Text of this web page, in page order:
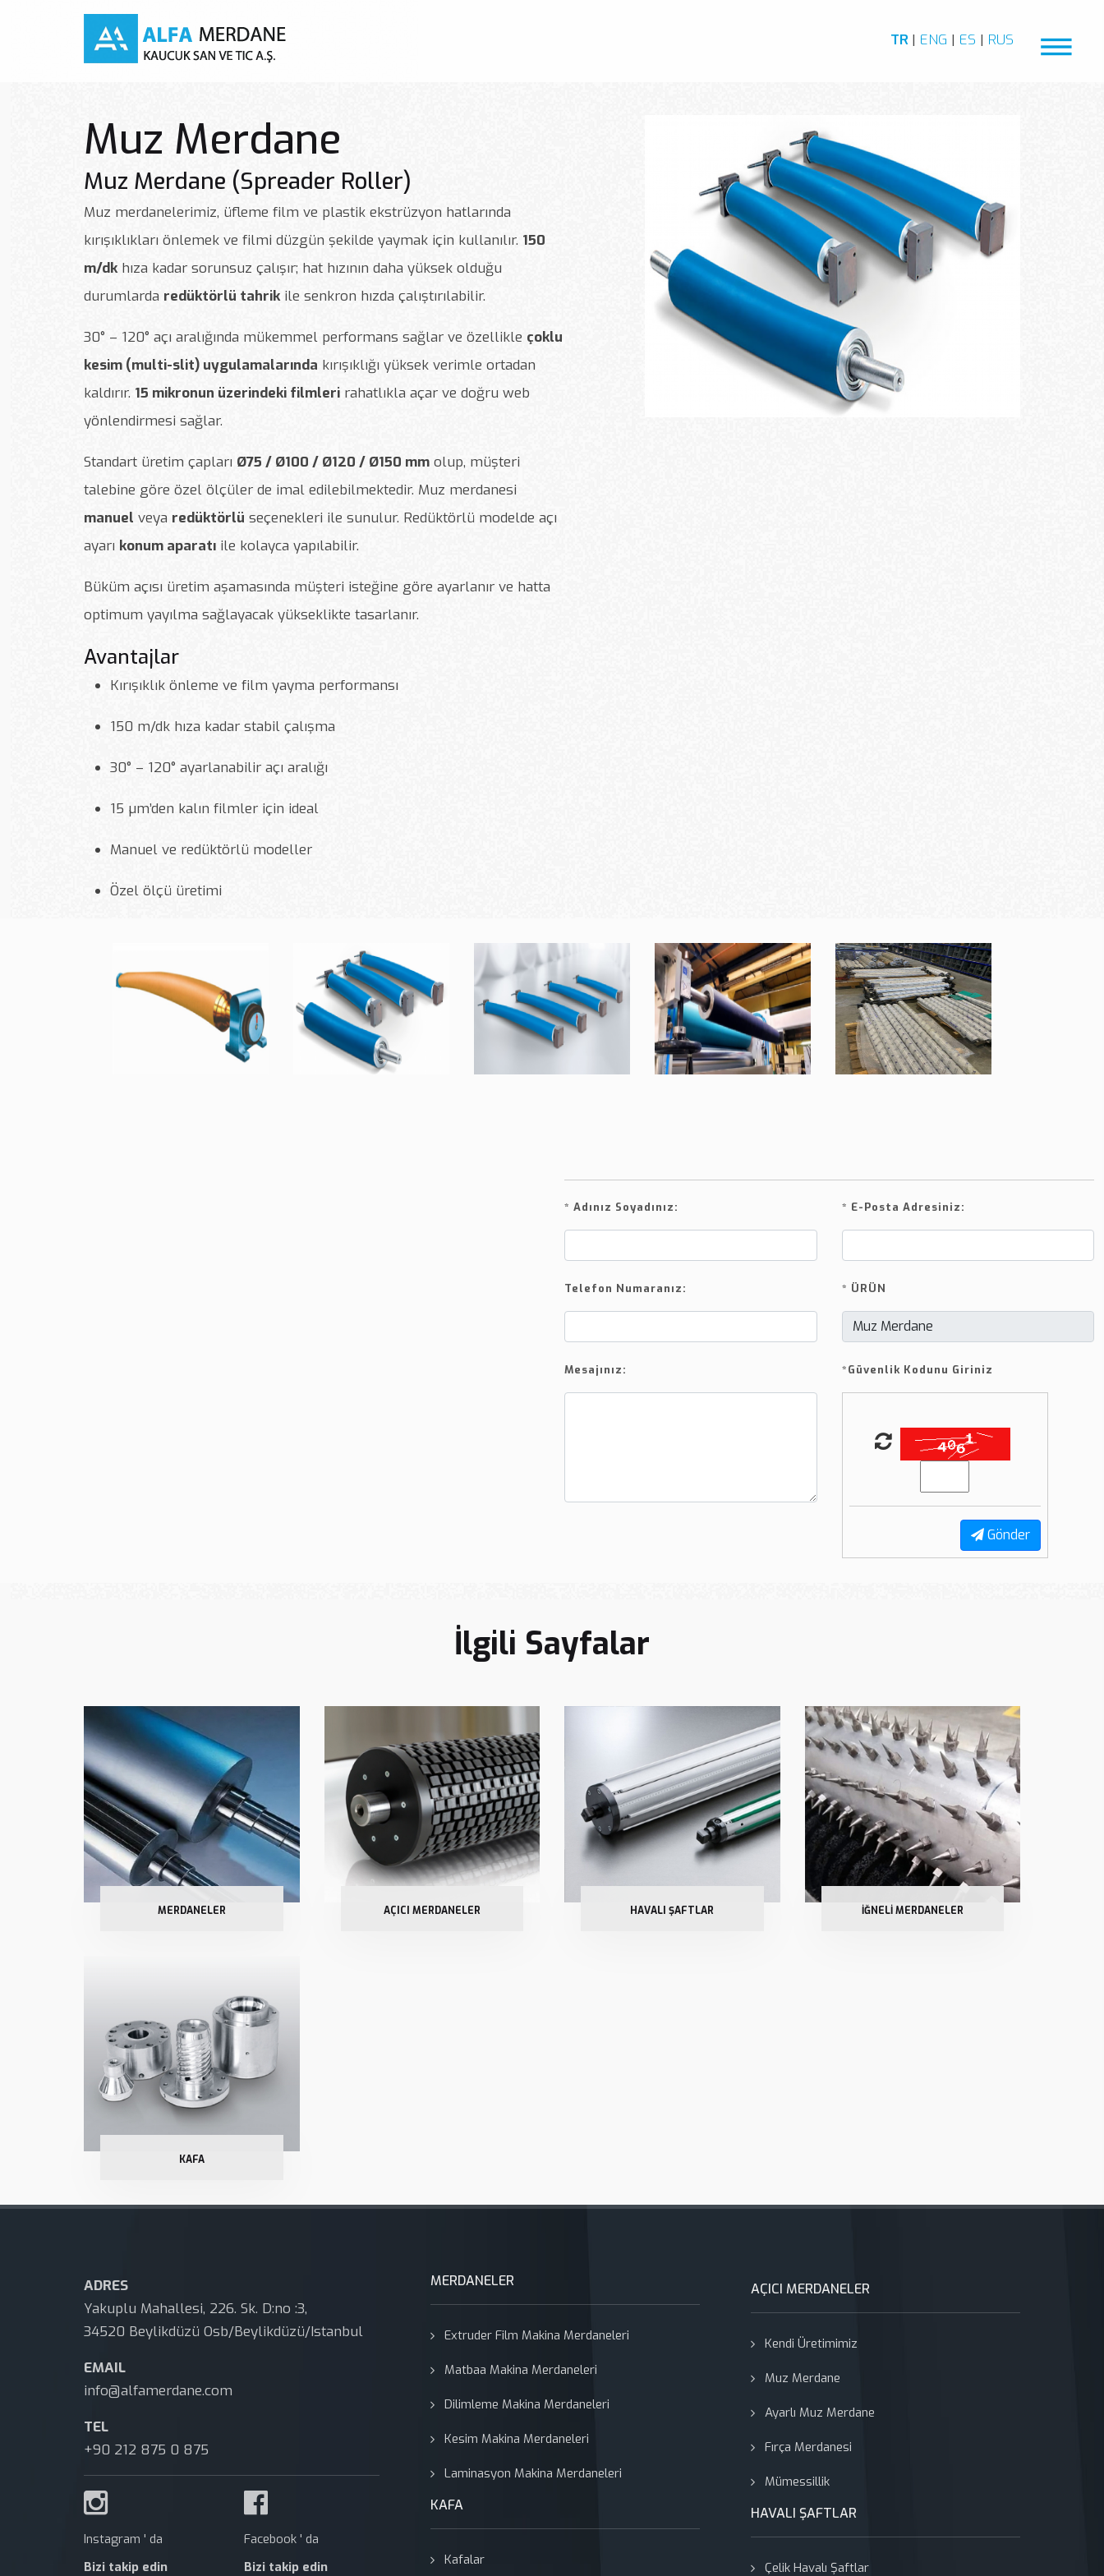
TR | ENG | ES | RUS
Muz Merdane
Muz Merdane (Spreader Roller)
Muz merdanelerimiz, üfleme film ve plastik ekstrüzyon hatlarında
kırışıklıkları önlemek ve filmi düzgün şekilde yaymak için kullanılır. 150
m/dkhıza kadar sorunsuz çalışır; hat hızının daha yüksek olduğu
durumlarda redüktörlü tahrikile senkron hızda çalıştırılabilir.
30° – 120° açı aralığında mükemmel performans sağlar ve özellikle çoklu
kesim (multi-slit) uygulamalarında kırışıklığı yüksek verimle ortadan
kaldırır. 15 mikronun üzerindeki filmleri rahatlıkla açar ve doğru web
yönlendirmesi sağlar.
Standart üretim çapları Ø75 / Ø100 / Ø120 / Ø150 mm olup, müşteri
talebine göre özel ölçüler de imal edilebilmektedir. Muz merdanesi
manuel veya redüktörlü seçenekleri ile sunulur. Redüktörlü modelde açı
ayarı konum aparatı ile kolayca yapılabilir.
Büküm açısı üretim aşamasında müşteri isteğine göre ayarlanır ve hatta
optimum yayılma sağlayacak yükseklikte tasarlanır.
Avantajlar
Kırışıklık önleme ve film yayma performansı
150 m/dk hıza kadar stabil çalışma
30° – 120° ayarlanabilir açı aralığı
15 µm’den kalın filmler için ideal
Manuel ve redüktörlü modeller
Özel ölçü üretimi
* Adınız Soyadınız: * E-Posta Adresiniz:
Telefon Numaranız: * ÜRÜN
Mesajınız: *Güvenlik Kodunu Giriniz
Gönder
İlgili Sayfalar
MERDANELER AÇICI MERDANELER HAVALI ŞAFTLAR İĞNELİ MERDANELER
KAFA
ADRES
Yakuplu Mahallesi, 226. Sk. D:no :3,
34520 Beylikdüzü Osb/Beylikdüzü/Istanbul
EMAIL
info@alfamerdane.com
TEL
+90 212 875 0 875
Instagram ' da
Bizi takip edin
Facebook ' da
Bizi takip edin
MERDANELER
Extruder Film Makina Merdaneleri
Matbaa Makina Merdaneleri
Dilimleme Makina Merdaneleri
Kesim Makina Merdaneleri
Laminasyon Makina Merdaneleri
KAFA
Kafalar
AÇICI MERDANELER
Kendi Üretimimiz
Muz Merdane
Ayarlı Muz Merdane
Fırça Merdanesi
Mümessillik
HAVALI ŞAFTLAR
Çelik Havalı Şaftlar